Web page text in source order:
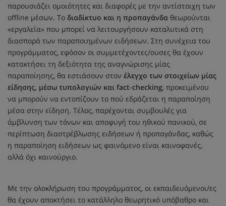
παρουσιάζει ομοιότητες και διαφορές με την αντίστοιχη των
offline μέσων. Το διαδίκτυο και η προπαγάνδα θεωρούνται
«εργαλεία» που μπορεί να λειτουργήσουν καταλυτικά στη
διασπορά των παραποιημένων ειδήσεων. Στη συνέχεια του
προγράμματος, εφόσον οι συμμετέχοντες/ουσες θα έχουν
κατακτήσει τη δεξιότητα της αναγνώρισης μίας
παραποίησης, θα εστιάσουν στον έλεγχο των στοιχείων μίας
είδησης, μέσω τυπολογιών και fact-checking, προκειμένου
να μπορούν να εντοπίζουν το πού εδράζεται η παραποίηση
μέσα στην είδηση. Τέλος, παρέχονται συμβουλές για
άμβλυνση των τόνων και αποφυγή του ηθικού πανικού, σε
περίπτωση διαστρέβλωσης ειδήσεων ή προπαγάνδας, καθώς
η παραποίηση ειδήσεων ως φαινόμενο είναι καινοφανές,
αλλά όχι καινούργιο.
Με την ολοκλήρωση του προγράμματος, οι εκπαιδευόμενοι/ες
θα έχουν αποκτήσει το κατάλληλο θεωρητικό υπόβαθρο και